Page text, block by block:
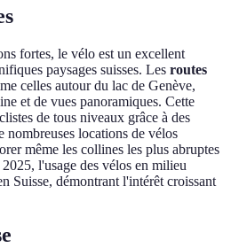
fortes, le vélo est un excellent
paysages suisses. Les routes
celles autour du lac de Genève,
et de vues panoramiques. Cette
de tous niveaux grâce à des
nombreuses locations de vélos
même les collines les plus abruptes
l'usage des vélos en milieu
Suisse, démontrant l'intérêt croissant